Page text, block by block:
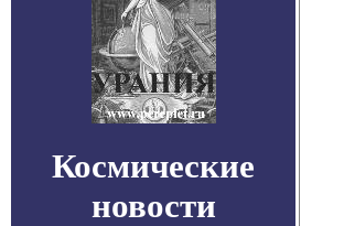
Космические
новости